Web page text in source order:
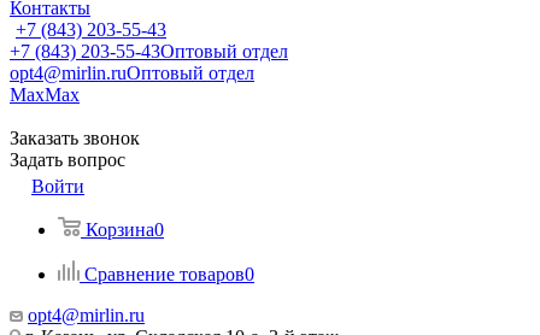
Контакты
+7 (843) 203-55-43
+7 (843) 203-55-43Оптовый отдел
opt4@mirlin.ruОптовый отдел
MaxMax
Заказать звонок
Задать вопрос
Войти
Корзина0
Сравнение товаров0
opt4@mirlin.ru